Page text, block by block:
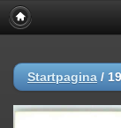
Startpagina /